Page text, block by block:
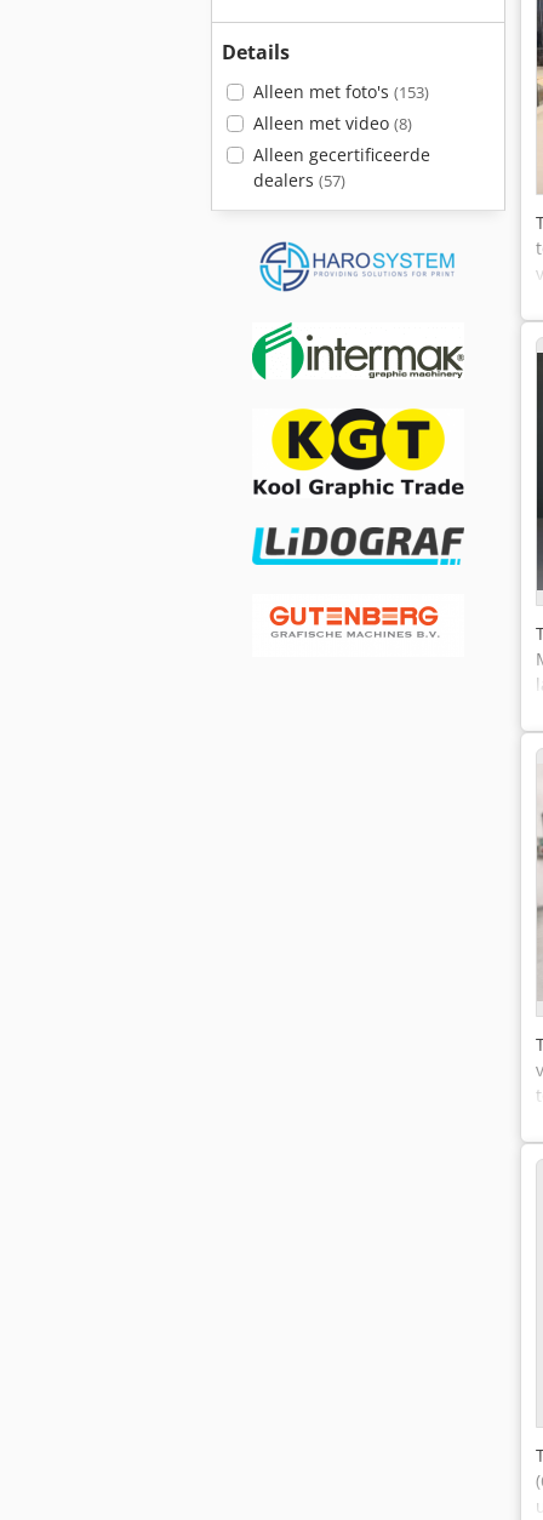
Details
Alleen met foto's (153)
Alleen met video (8)
Alleen gecertificeerde
dealers (57)